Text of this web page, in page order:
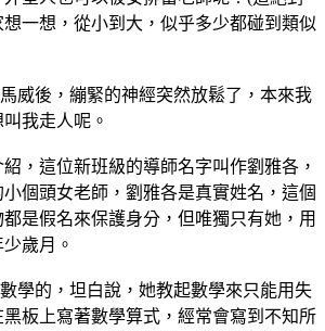
一想，從小到大，似乎多少都碰到類似
後，繃緊的神經突然放鬆了，本來我
我走人呢。
這位新班級的導師名字叫作劉雅各，
個頭女老師，劉雅各是真實姓名，這個
是假名來保護身分，但唯獨只有她，用
歲月。
的，坦白說，她教起數學來只能用失
板上寫著數學算式，經常會寫到不知所